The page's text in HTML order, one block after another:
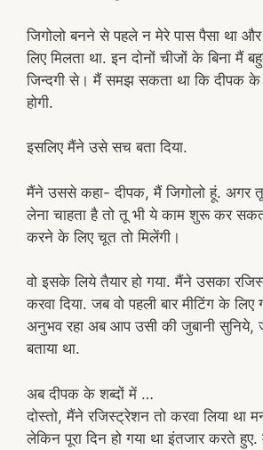
जिगोलो बनने से पहले न मेरे पास पैसा था
लिए मिलता था. इन दोनों चीजों के बिना मैं
जिन्दगी से। मैं समझ सकता था कि दीपक के
होगी.
इसलिए मैंने उसे सच बता दिया.
मैंने उससे कहा- दीपक, मैं जिगोलो हूं. अगर
लेना चाहता है तो तू भी ये काम शुरू कर
करने के लिए चूत तो मिलेंगी।
वो इसके लिये तैयार हो गया. मैंने उसका
करवा दिया. जब वो पहली बार मीटिंग के लिए
अनुभव रहा अब आप उसी की जुबानी
बताया था.
अब दीपक के शब्दों में …
दोस्तो, मैंने रजिस्ट्रेशन तो करवा लिया था
लेकिन पूरा दिन हो गया था इंतजार करते